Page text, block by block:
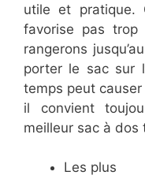
utile et pratique.
favorise pas
rangerons
porter le sac sur
temps peut
il convient
meilleur sac à dos
Les plus